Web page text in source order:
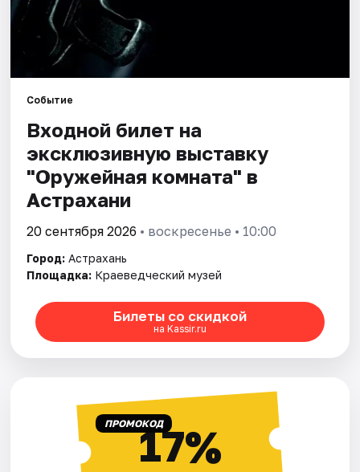
Событие
Входной билет на
эксклюзивную выставку
"Оружейная комната" в
Астрахани
20 сентября 2026 • воскресенье • 10:00
Город: Астрахань
Площадка: Краеведческий музей
Билеты со скидкой
на Kassir.ru
ПРОМОКОД17%